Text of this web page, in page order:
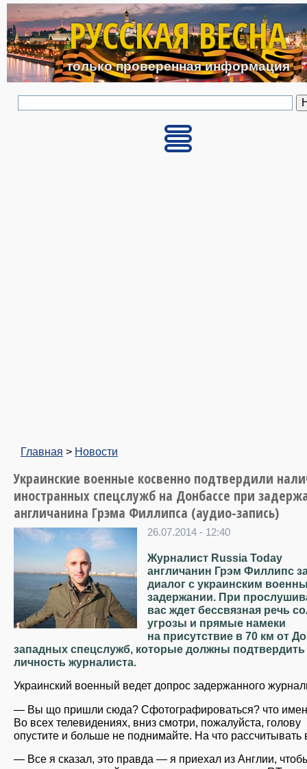
Перейти к основному
РУССКАЯ ВЕСНА
только проверенная информация
Главная > Новости
Украинские военные косвенно подтвердили
иностранных спецслужб на Донбассе при
англичанина Грэма Филлипса (аудио-запись)
26.07.2014 - 12:40
Журналист Russia Today
англичанин Грэм Филлипс
диалог с украинским
задержании. При
вас ждет бессвязная речь
угрозы и прямые намеки
на присутствие в 70 км от
западных спецслужб, которые должны подтвердить
личность журналиста.
Украинский военный ведет допрос задержанного
— Вы що пришли сюда? Сфотографироваться? что
Во всех телевидениях, вниз смотри, пожалуйста, голову
опустите и больше не поднимайте. На что рассчитывать
— Все я сказал, это правда — я приехал из Англии,